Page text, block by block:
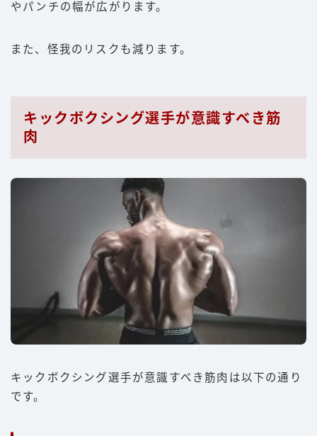
やパンチの幅が広がります。
また、怪我のリスクも減ります。
キックボクシング選手が意識すべき筋
肉
キックボクシング選手が意識すべき筋肉は以下の通り
です。